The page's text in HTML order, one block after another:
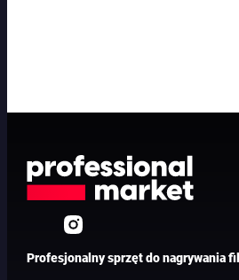
Profesjonalny sprzęt do nagrywania